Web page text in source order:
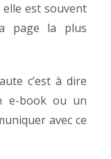
est souvent
page la plus
c’est à dire
e-book ou un
avec ce